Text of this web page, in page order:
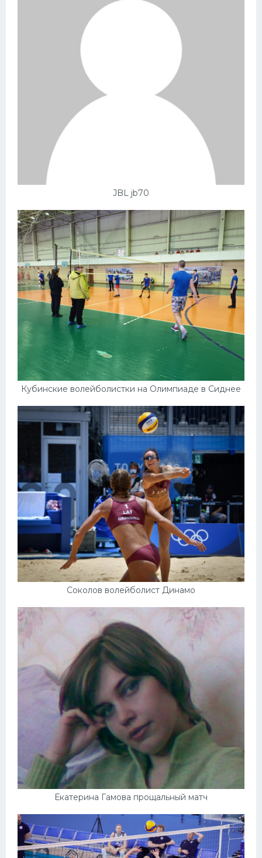
JBL jb70
Кубинские волейболистки на Олимпиаде в Сиднее
Соколов волейболист Динамо
Екатерина Гамова прощальный матч